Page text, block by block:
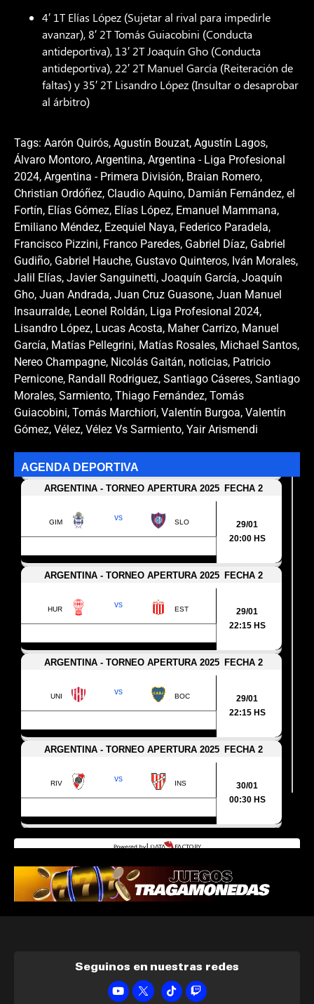
4′ 1T Elías López (Sujetar al rival para impedirle
avanzar), 8′ 2T Tomás Guiacobini (Conducta
antideportiva), 13′ 2T Joaquín Gho (Conducta
antideportiva), 22′ 2T Manuel García (Reiteración de
faltas) y 35′ 2T Lisandro López (Insultar o desaprobar
al árbitro)
Tags: Aarón Quirós, Agustín Bouzat, Agustín Lagos,
Álvaro Montoro, Argentina, Argentina - Liga Profesional
2024, Argentina - Primera División, Braian Romero,
Christian Ordóñez, Claudio Aquino, Damián Fernández, el
Fortín, Elías Gómez, Elías López, Emanuel Mammana,
Emiliano Méndez, Ezequiel Naya, Federico Paradela,
Francisco Pizzini, Franco Paredes, Gabriel Díaz, Gabriel
Gudiño, Gabriel Hauche, Gustavo Quinteros, Iván Morales,
Jalil Elías, Javier Sanguinetti, Joaquín García, Joaquín
Gho, Juan Andrada, Juan Cruz Guasone, Juan Manuel
Insaurralde, Leonel Roldán, Liga Profesional 2024,
Lisandro López, Lucas Acosta, Maher Carrizo, Manuel
García, Matías Pellegrini, Matías Rosales, Michael Santos,
Nereo Champagne, Nicolás Gaitán, noticias, Patricio
Pernicone, Randall Rodriguez, Santiago Cáseres, Santiago
Morales, Sarmiento, Thiago Fernández, Tomás
Guiacobini, Tomás Marchiori, Valentín Burgoa, Valentín
Gómez, Vélez, Vélez Vs Sarmiento, Yair Arismendi
Seguinos en nuestras redes